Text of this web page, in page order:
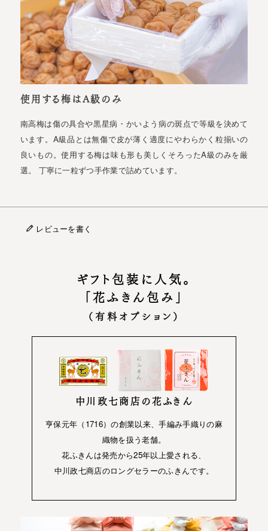
使用する梅はA級のみ
南高梅は傷の具合や黒星病・かいよう病の斑点で等級を決めて
います。A級品とは無傷で皮が薄く適度にやわらかく粒揃いの
良いもの。使用する梅は味も形も美しくそろったA級のみを厳
選。 丁寧に一粒ずつ手作業で詰めています。
レビューを書く
ギフト包装に人気。
「花ふきん包み」
（有料オプション）
中川政七商店の花ふきん
亨保元年（1716）の創業以来、手編み手織りの麻
織物を扱う老舗。
花ふきんは発売から25年以上愛される、
中川政七商店のロングセラーのふきんです。